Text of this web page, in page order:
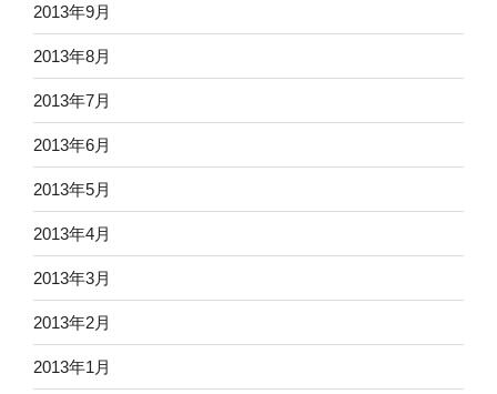
2013年9月
2013年8月
2013年7月
2013年6月
2013年5月
2013年4月
2013年3月
2013年2月
2013年1月